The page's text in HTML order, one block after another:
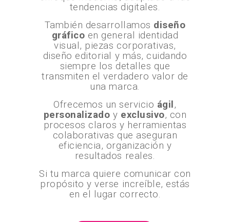
tendencias digitales.
También desarrollamos diseño
gráfico en general identidad
visual, piezas corporativas,
diseño editorial y más, cuidando
siempre los detalles que
transmiten el verdadero valor de
una marca.
Ofrecemos un servicio ágil ,
personalizado y exclusivo, con
procesos claros y herramientas
colaborativas que aseguran
eficiencia, organización y
resultados reales.
Si tu marca quiere comunicar con
propósito y verse increíble, estás
en el lugar correcto.